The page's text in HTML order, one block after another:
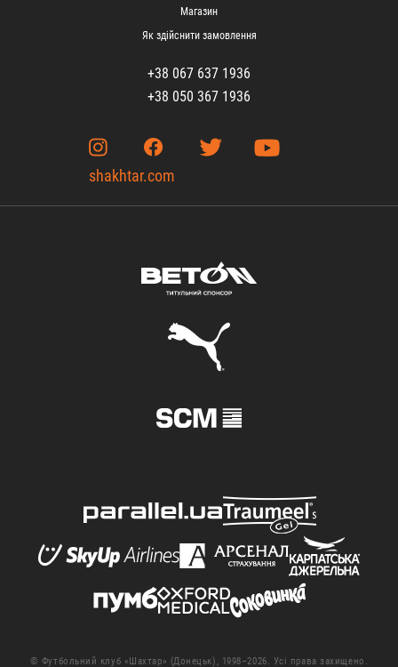
Магазин
Як здійснити замовлення
+38 067 637 1936
+38 050 367 1936
shakhtar.com
© Футбольний клуб «Шахтар» (Донецьк), 1998–2026. Усі права захищено.